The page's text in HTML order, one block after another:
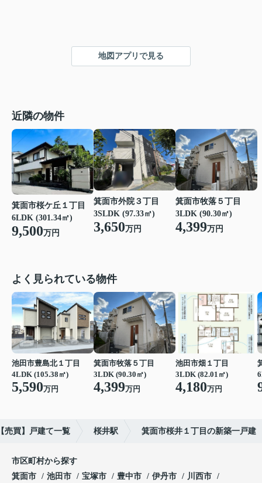
地図アプリで見る
近隣の物件
箕面市桜ケ丘１丁目
6LDK (301.34㎡)
9,500万円
箕面市外院３丁目
3SLDK (97.33㎡)
3,650万円
箕面市牧落５丁目
3LDK (90.30㎡)
4,399万円
よく見られている物件
池田市豊島北１丁目
4LDK (105.38㎡)
5,590万円
箕面市牧落５丁目
3LDK (90.30㎡)
4,399万円
池田市畑１丁目
3LDK (82.01㎡)
4,180万円
売買】戸建て一覧 桜井駅 箕面市桜井１丁目の新築一戸建
市区町村から探す
箕面市
池田市 宝塚市 豊中市 伊丹市
川西市